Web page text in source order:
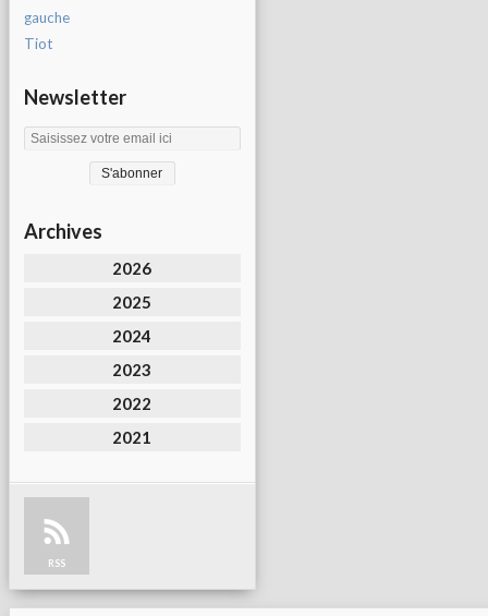
gauche
Tiot
Newsletter
Archives
2026
2025
2024
2023
2022
2021
RSS